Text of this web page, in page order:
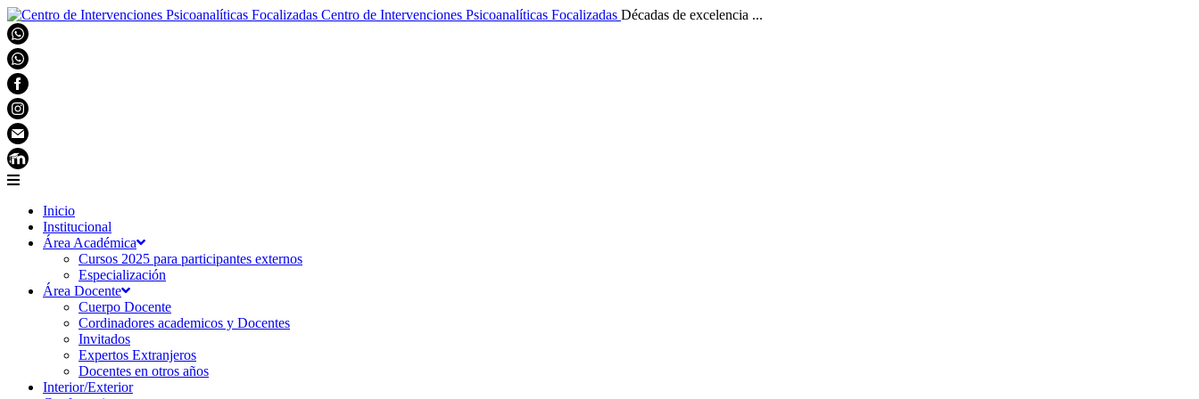
Centro de Intervenciones Psicoanalíticas Focalizadas Décadas de excelencia ...
Inicio
Institucional
Área Académica
Cursos 2025 para participantes externos
Especialización
Área Docente
Cuerpo Docente
Cordinadores academicos y Docentes
Invitados
Expertos Extranjeros
Docentes en otros años
Interior/Exterior